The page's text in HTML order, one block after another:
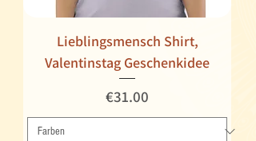
Lieblingsmensch Shirt,
Valentinstag Geschenkidee
Price
€31.00